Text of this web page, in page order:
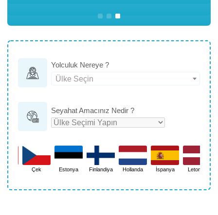
Yolculuk Nereye ?
Ülke Seçin
Seyahat Amacınız Nedir ?
Cumhuriyeti
Estonya Finlandiya Hollanda İspanya Letonya